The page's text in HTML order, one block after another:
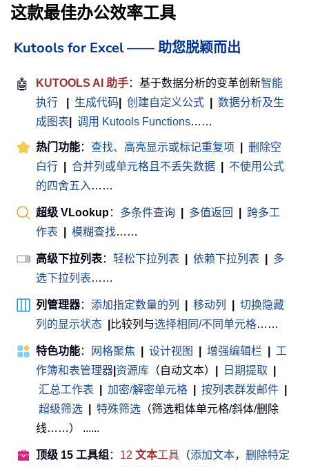
这款最佳办公效率工具
Kutools for Excel —— 助您脱颖而出
🤖 KUTOOLS AI 助手：基于数据分析的变革创新智能
执行
生成代码 创建自定义公式
数据分析及生
成图表
调用 Kutools Functions……
热门功能： 查找、高亮显示或标记重复项
删除空
白行
合并列或单元格且不丢失数据
不使用公式
的四舍五入 ……
超级 VLookup： 多条件查询 多值返回
跨多工
作表
模糊查找……
高级下拉列表： 轻松下拉列表 依赖下拉列表
多
选下拉列表……
列管理器： 添加指定数量的列 移动列
切换隐藏
列的显示状态
比较列与选择相同/不同单元格……
特色功能： 网格聚焦 设计视图 增强编辑栏
工
作簿和表管理器 资源库 （自动文本） 日期提取
汇总工作表
加密/解密单元格 按列表群发邮件
超级筛选
特殊筛选 （筛选粗体单元格/斜体/删除
线……） ......
顶级 15 工具组 ： 12 文本工具 （添加文本， 删除特定